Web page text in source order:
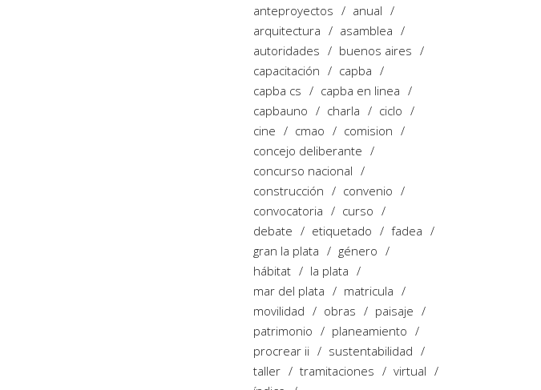
anteproyectos
anual
arquitectura
asamblea
autoridades
buenos aires
capacitación
capba
capba cs
capba en linea
capbauno
charla
ciclo
cine
cmao
comision
concejo deliberante
concurso nacional
construcción
convenio
convocatoria
curso
debate
etiquetado
fadea
gran la plata
género
hábitat
la plata
mar del plata
matricula
movilidad
obras
paisaje
patrimonio
planeamiento
procrear ii
sustentabilidad
taller
tramitaciones
virtual